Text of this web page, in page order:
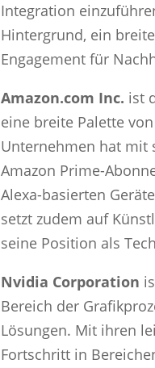
Integration
Hintergrund, ein
Engagement für
Amazon.com Inc. ist
eine breite Palette
Unternehmen hat mit
Amazon Prime-
Alexa-basierten
setzt zudem auf
seine Position als
Nvidia Corporation
Bereich der
Lösungen. Mit ihren
Fortschritt in